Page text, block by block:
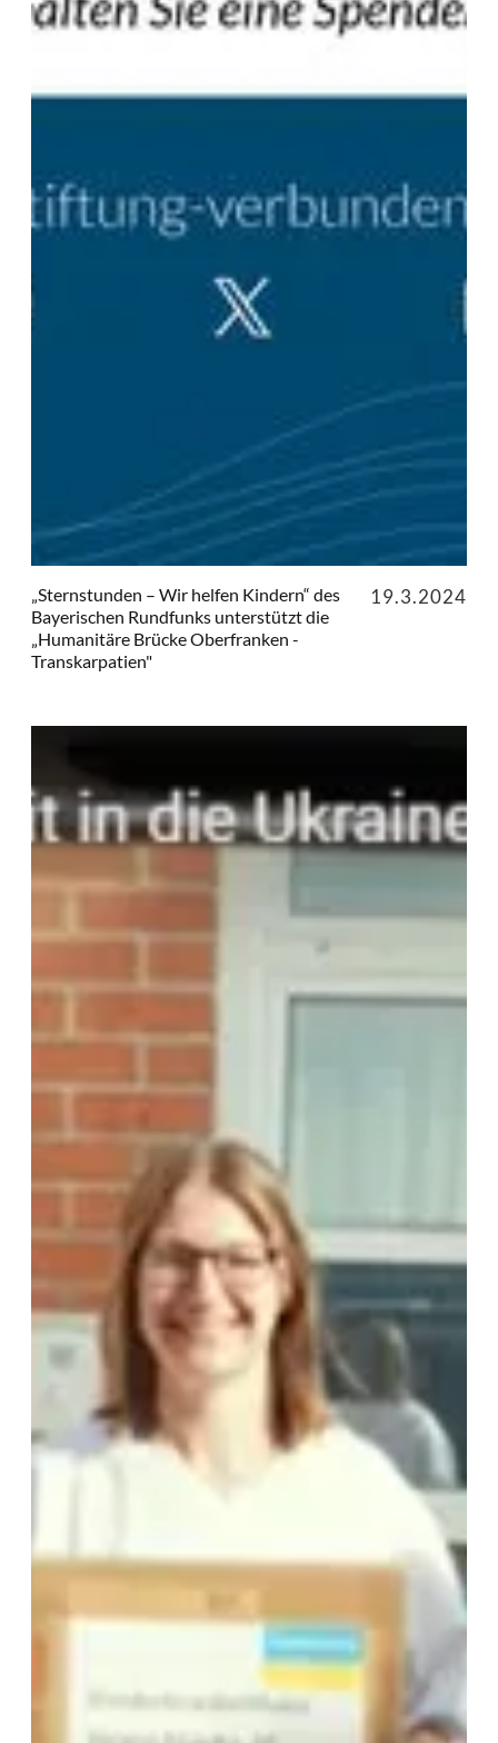
„Sternstunden – Wir helfen Kindern“ des
Bayerischen Rundfunks unterstützt die
„Humanitäre Brücke Oberfranken -
Transkarpatien"
19.3.2024